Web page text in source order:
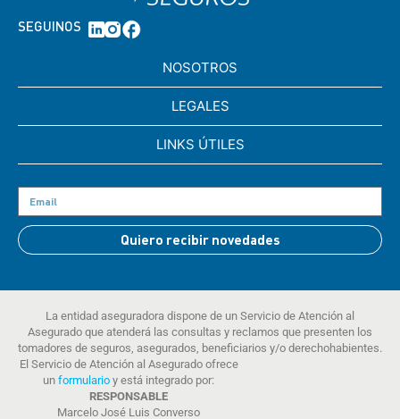
SEGUINOS
NOSOTROS
LEGALES
LINKS ÚTILES
Quiero recibir novedades
La entidad aseguradora dispone de un Servicio de Atención al
Asegurado que atenderá las consultas y reclamos que presenten los
tomadores de seguros, asegurados, beneficiarios y/o derechohabientes.
El Servicio de Atención al Asegurado ofrece
un formulario y está integrado por:
RESPONSABLE
Marcelo José Luis Converso